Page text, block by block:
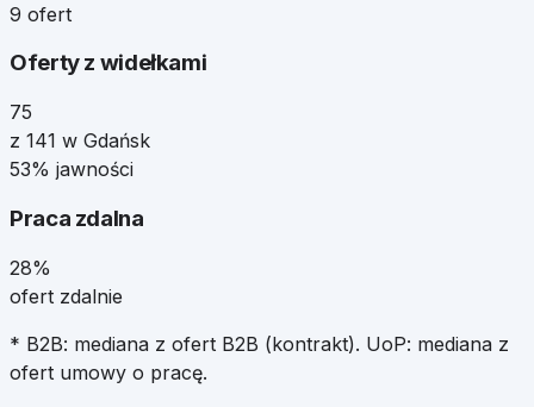
9 ofert
Oferty z widełkami
75
z 141 w Gdańsk
53% jawności
Praca zdalna
28%
ofert zdalnie
* B2B: mediana z ofert B2B (kontrakt). UoP: mediana z
ofert umowy o pracę.